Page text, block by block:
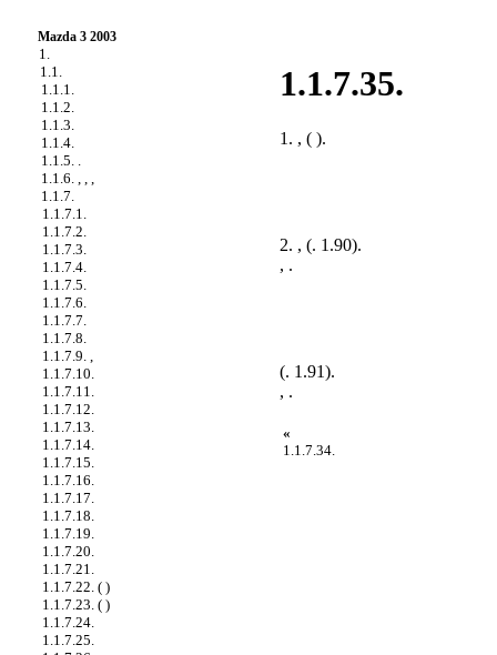
Mazda 3 2003
1.
1.1.
1.1.1.
1.1.2.
1.1.3.
1.1.4.
1.1.5. .
1.1.6. , , ,
1.1.7.
1.1.7.1.
1.1.7.2.
1.1.7.3.
1.1.7.4.
1.1.7.5.
1.1.7.6.
1.1.7.7.
1.1.7.8.
1.1.7.9. ,
1.1.7.10.
1.1.7.11.
1.1.7.12.
1.1.7.13.
1.1.7.14.
1.1.7.15.
1.1.7.16.
1.1.7.17.
1.1.7.18.
1.1.7.19.
1.1.7.20.
1.1.7.21.
1.1.7.22. ( )
1.1.7.23. ( )
1.1.7.24.
1.1.7.25.
1.1.7.35.
1. , ( ).
2. , (. 1.90).
, .
(. 1.91).
, .
«
1.1.7.34.